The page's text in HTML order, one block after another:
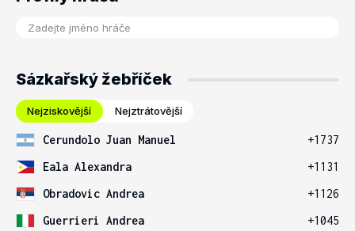
Sázkařský žebříček
Nejziskovější Nejztrátovější
Cerundolo Juan Manuel
+1737
Eala Alexandra
+1131
Obradovic Andrea
+1126
Guerrieri Andrea
+1045